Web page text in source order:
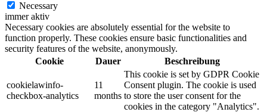
Necessary
immer aktiv
Necessary cookies are absolutely essential for the website to
function properly. These cookies ensure basic functionalities and
security features of the website, anonymously.
Cookie
Dauer Beschreibung
cookielawinfo-
checkbox-analytics
11
months
This cookie is set by GDPR Cookie
Consent plugin. The cookie is used
to store the user consent for the
cookies in the category "Analytics".